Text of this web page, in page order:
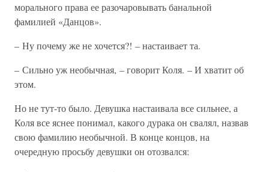
морального права ее разочаровывать банальной
фамилией «Данцов».
– Ну почему же не хочется?! – настаивает та.
– Сильно уж необычная, – говорит Коля. – И хватит об
этом.
Но не тут-то было. Девушка настаивала все сильнее, а
Коля все яснее понимал, какого дурака он свалял, назвав
свою фамилию необычной. В конце концов, на
очередную просьбу девушки он отозвался: